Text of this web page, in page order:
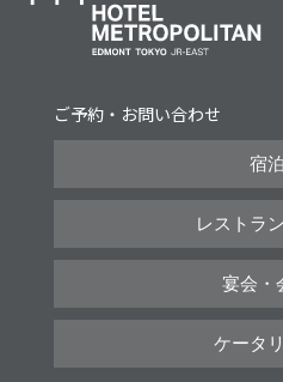
ご予約・お問い合わせ
宿泊
レストラ
宴会・
ケータ